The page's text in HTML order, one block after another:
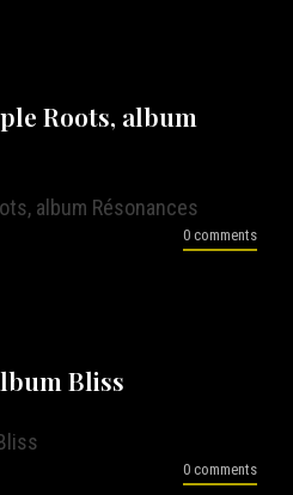
Roots, album
album Résonances
0 comments
Bliss
0 comments